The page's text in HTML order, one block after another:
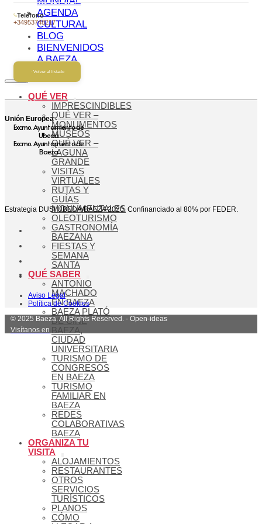
AGENDA
CULTURAL
BLOG
BIENVENIDOS
A BAEZA
QUÉ VER
IMPRESCINDIBLES
QUÉ VER –
MONUMENTOS
MUSEOS
QUÉ VER –
LAGUNA
GRANDE
VISITAS
VIRTUALES
RUTAS Y
GUÍAS
MONUMENTALES
OLEOTURISMO
GASTRONOMÍA
BAEZANA
FIESTAS Y
SEMANA
SANTA
QUÉ SABER
ANTONIO
MACHADO
EN BAEZA
BAEZA PLATÓ
DE CINE
BAEZA,
CIUDAD
UNIVERSITARIA
TURISMO DE
CONGRESOS
EN BAEZA
TURISMO
FAMILIAR EN
BAEZA
REDES
COLABORATIVAS
BAEZA
ORGANIZA TU
VISITA
ALOJAMIENTOS
RESTAURANTES
OTROS
SERVICIOS
TURÍSTICOS
PLANOS
CÓMO
Teléfono
+34953748217
Volver al listado
Unión Europea
Excmo. Ayuntamiento de
Ubeda
Excmo. Ayuntamiento de
Baeza
Estrategia DUSI ÚBEDA/BAEZA 2020. Confinanciado al 80% por FEDER.
Aviso Legal
Política de Cookies
© 2025 Baeza. All Rights Reserved. - Open-ideas
Visítanos en